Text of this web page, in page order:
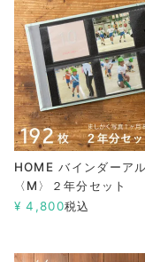
HOME バインダーア
〈M〉２年分セット
¥ 4,800税込